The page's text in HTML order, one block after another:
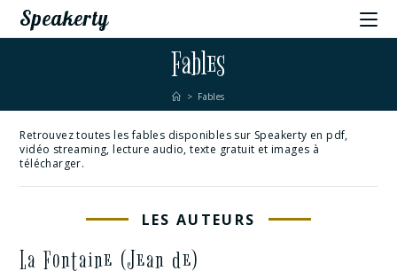
Speakerty
Fables
> Fables
Retrouvez toutes les fables disponibles sur Speakerty en pdf,
vidéo streaming, lecture audio, texte gratuit et images à
télécharger.
LES AUTEURS
La Fontaine (Jean de)